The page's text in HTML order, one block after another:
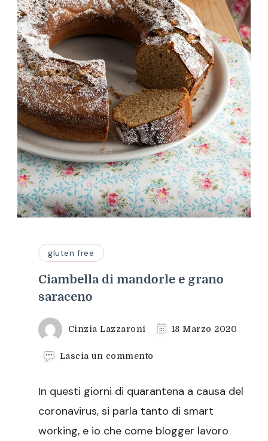
gluten free
Ciambella di mandorle e grano
saraceno
Cinzia Lazzaroni 18 Marzo 2020
Lascia un commento
mandorle
saraceno
In questi giorni di quarantena a causa del
coronavirus, si parla tanto di smart
working, e io che come blogger lavoro